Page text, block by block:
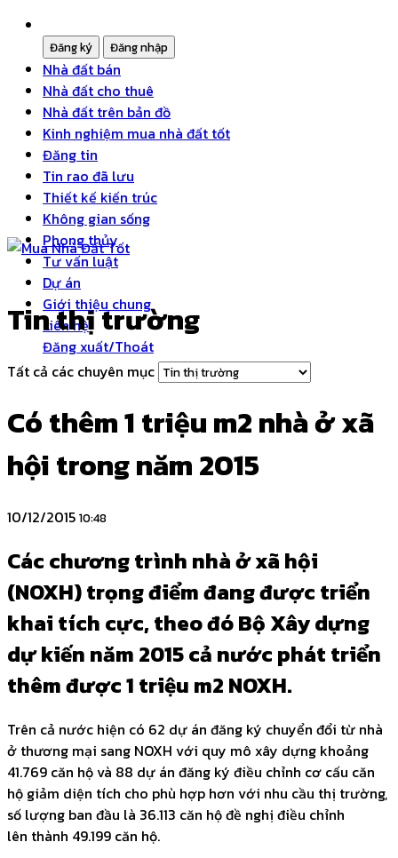
Nhà đất bán
Nhà đất cho thuê
Nhà đất trên bản đồ
Kinh nghiệm mua nhà đất tốt
Đăng tin
Tin rao đã lưu
Thiết kế kiến trúc
Không gian sống
Phong thủy
Tư vấn luật
Dự án
Giới thiệu chung
Liên hệ
Đăng xuất/Thoát
Tin thị trường
Tất cả các chuyên mục
Có thêm 1 triệu m2 nhà ở xã
hội trong năm 2015
10/12/2015 10:48
Các chương trình nhà ở xã hội
(NOXH) trọng điểm đang được triển
khai tích cực, theo đó Bộ Xây dựng
dự kiến năm 2015 cả nước phát triển
thêm được 1 triệu m2 NOXH.
Trên cả nước hiện có 62 dự án đăng ký chuyển đổi từ nhà
ở thương mại sang NOXH với quy mô xây dựng khoảng
41.769 căn hộ và 88 dự án đăng ký điều chỉnh cơ cấu căn
hộ giảm diện tích cho phù hợp hơn với nhu cầu thị trường,
số lượng ban đầu là 36.113 căn hộ đề nghị điều chỉnh
lên thành 49.199 căn hộ.